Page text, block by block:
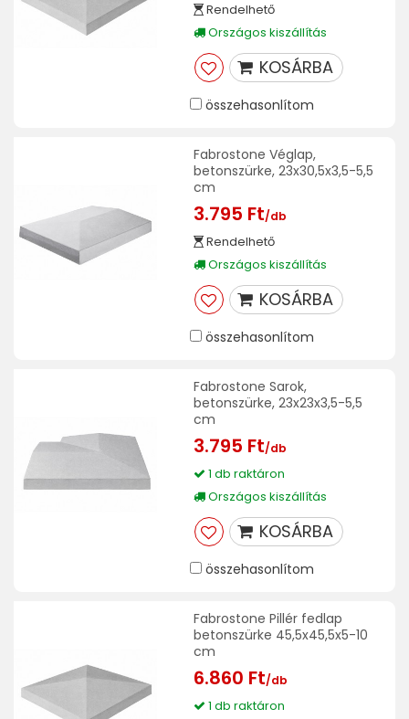
Rendelhető
Országos kiszállítás
KOSÁRBA
összehasonlítom
Fabrostone Véglap,
betonszürke, 23x30,5x3,5-5,5
cm
3.795 Ft/db
Rendelhető
Országos kiszállítás
KOSÁRBA
összehasonlítom
Fabrostone Sarok,
betonszürke, 23x23x3,5-5,5
cm
3.795 Ft/db
1 db raktáron
Országos kiszállítás
KOSÁRBA
összehasonlítom
Fabrostone Pillér fedlap
betonszürke 45,5x45,5x5-10
cm
6.860 Ft/db
1 db raktáron